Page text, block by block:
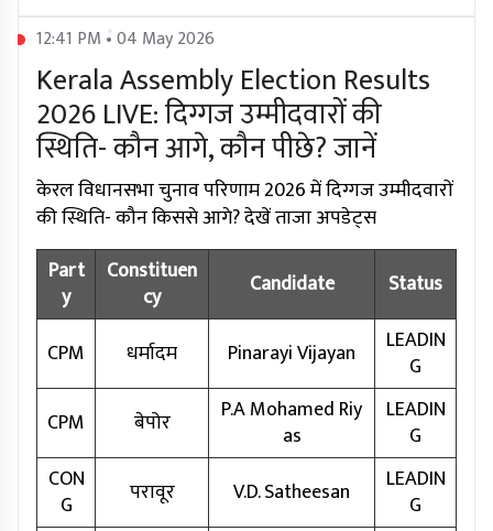
12:41 PM • 04 May 2026
Kerala Assembly Election Results
2026 LIVE: दिग्गज उम्मीदवारों की
स्थिति- कौन आगे, कौन पीछे? जानें
केरल विधानसभा चुनाव परिणाम 2026 में दिग्गज उम्मीदवारों
की स्थिति- कौन किससे आगे? देखें ताजा अपडेट्स
Part
y
Constituen
cy
Candidate Status
CPM धर्मादम Pinarayi Vijayan
LEADIN
G
CPM
बेपोर
P.A Mohamed Riy
as
LEADIN
G
CON
G
परावूर V.D. Satheesan
LEADIN
G